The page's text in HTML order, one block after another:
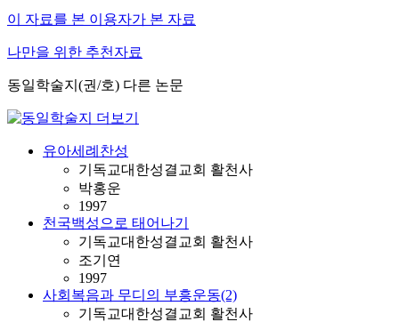
이 자료를 본 이용자가 본 자료
나만을 위한 추천자료
동일학술지(권/호) 다른 논문
유아세례찬성
기독교대한성결교회 활천사
박홍운
1997
천국백성으로 태어나기
기독교대한성결교회 활천사
조기연
1997
사회복음과 무디의 부흥운동(2)
기독교대한성결교회 활천사